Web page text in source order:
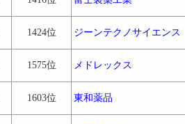
1424位 ジーンテクノサイエンス
1575位 メドレックス
1603位 東和薬品